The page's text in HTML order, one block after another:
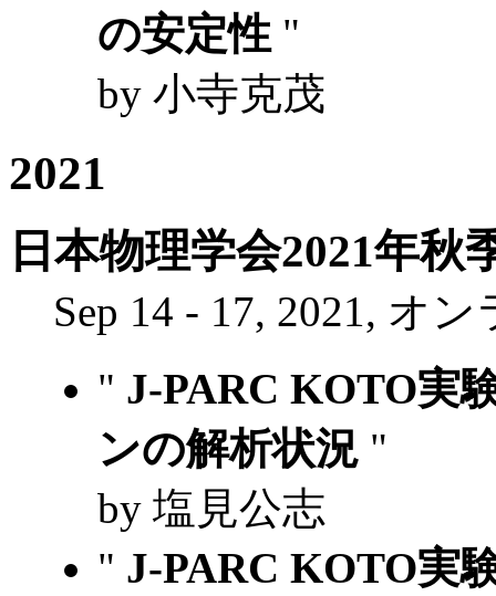
の安定性 "
by 小寺克茂
2021
日本物理学会2021年秋
Sep 14 - 17, 2021, オ
" J-PARC KOTO実
ンの解析状況 "
by 塩見公志
" J-PARC KOTO実